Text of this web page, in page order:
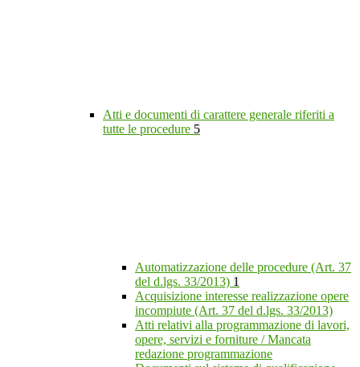
Atti e documenti di carattere generale riferiti a
tutte le procedure 5
Automatizzazione delle procedure (Art. 37
del d.lgs. 33/2013) 1
Acquisizione interesse realizzazione opere
incompiute (Art. 37 del d.lgs. 33/2013)
Atti relativi alla programmazione di lavori,
opere, servizi e forniture / Mancata
redazione programmazione